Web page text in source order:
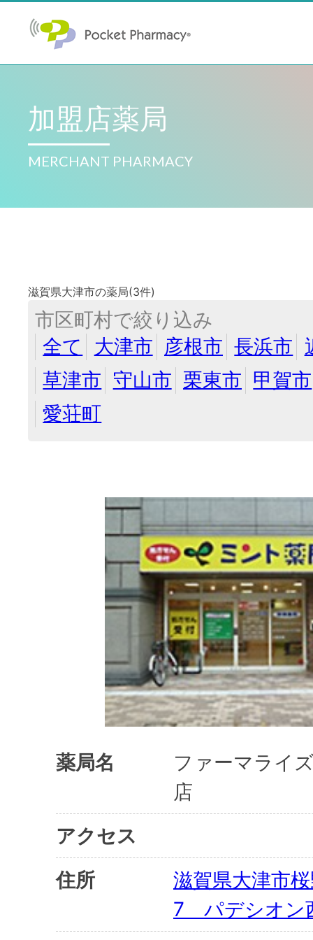
加盟店薬局
MERCHANT PHARMACY
滋賀県大津市の薬局(3件)
市区町村で絞り込み
全て
大津市 彦根市 長浜市
草津市 守山市 栗東市 甲賀市
愛荘町
薬局名
ファーマライ
店
アクセス
住所
滋賀県大津市
7 パデシオン